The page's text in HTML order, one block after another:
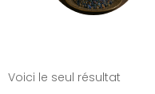
Voici le seul résultat